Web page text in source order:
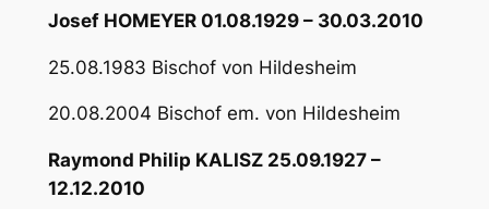
Josef HOMEYER 01.08.1929 – 30.03.2010
25.08.1983 Bischof von Hildesheim
20.08.2004 Bischof em. von Hildesheim
Raymond Philip KALISZ 25.09.1927 –
12.12.2010